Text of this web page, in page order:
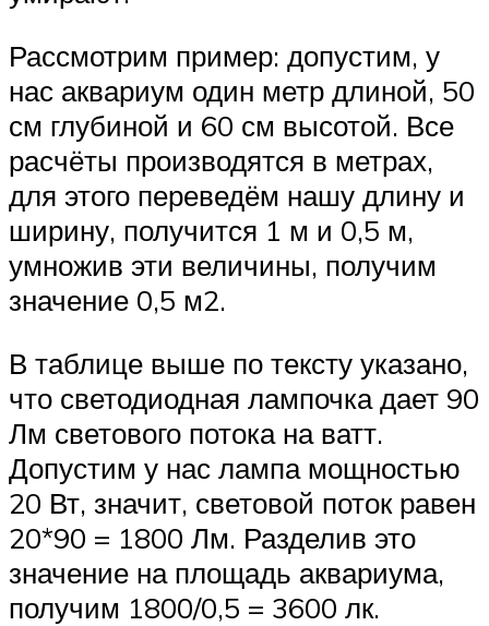
Рассмотрим пример: допустим, у
нас аквариум один метр длиной, 50
см глубиной и 60 см высотой. Все
расчёты производятся в метрах,
для этого переведём нашу длину и
ширину, получится 1 м и 0,5 м,
умножив эти величины, получим
значение 0,5 м2.
В таблице выше по тексту указано,
что светодиодная лампочка дает 90
Лм светового потока на ватт.
Допустим у нас лампа мощностью
20 Вт, значит, световой поток равен
20*90 = 1800 Лм. Разделив это
значение на площадь аквариума,
получим 1800/0,5 = 3600 лк.